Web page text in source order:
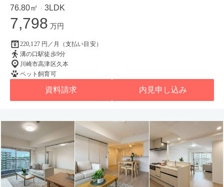
76.80㎡ ・ 3LDK
7,798 万円
220,127 円／月（支払い目安）
溝の口駅徒歩9分
川崎市高津区久本
ペット飼育可
資料請求 内見申し込み